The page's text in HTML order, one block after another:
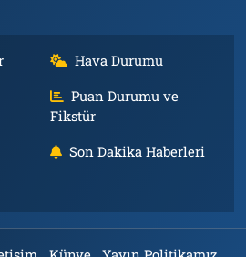
Hava Durumu
Puan Durumu ve
Fikstür
Son Dakika Haberleri